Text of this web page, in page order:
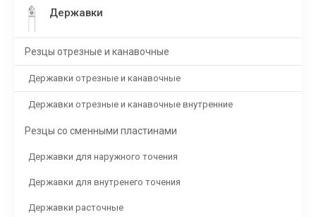
Державки
Резцы отрезные и канавочные
Державки отрезные и канавочные
Державки отрезные и канавочные внутренние
Резцы со сменными пластинами
Державки для наружного точения
Державки для внутренего точения
Державки расточные